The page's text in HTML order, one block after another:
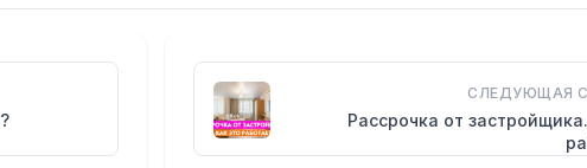
СЛЕДУЮЩАЯ
Рассрочка от